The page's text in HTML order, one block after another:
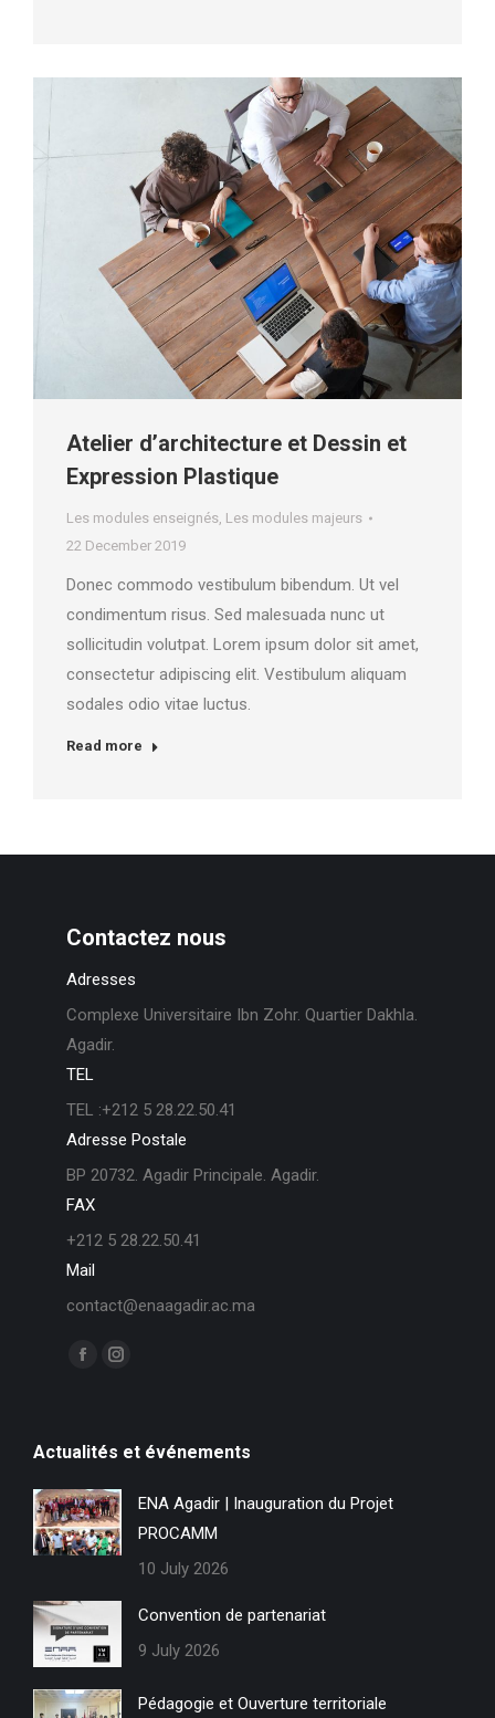
Atelier d’architecture et Dessin et
Expression Plastique
Les modules enseignés, Les modules majeurs
22 December 2019
Donec commodo vestibulum bibendum. Ut vel
condimentum risus. Sed malesuada nunc ut
sollicitudin volutpat. Lorem ipsum dolor sit amet,
consectetur adipiscing elit. Vestibulum aliquam
sodales odio vitae luctus.
Read more
Contactez nous
Adresses
Complexe Universitaire Ibn Zohr. Quartier Dakhla.
Agadir.
TEL
TEL :+212 5 28.22.50.41
Adresse Postale
BP 20732. Agadir Principale. Agadir.
FAX
+212 5 28.22.50.41
Mail
contact@enaagadir.ac.ma
Find us on:
F
e
o
o
p
a
o
I
t
g
r
m
e
Actualités et événements
ENA Agadir | Inauguration du Projet
PROCAMM
10 July 2026
Convention de partenariat
9 July 2026
Pédagogie et Ouverture territoriale